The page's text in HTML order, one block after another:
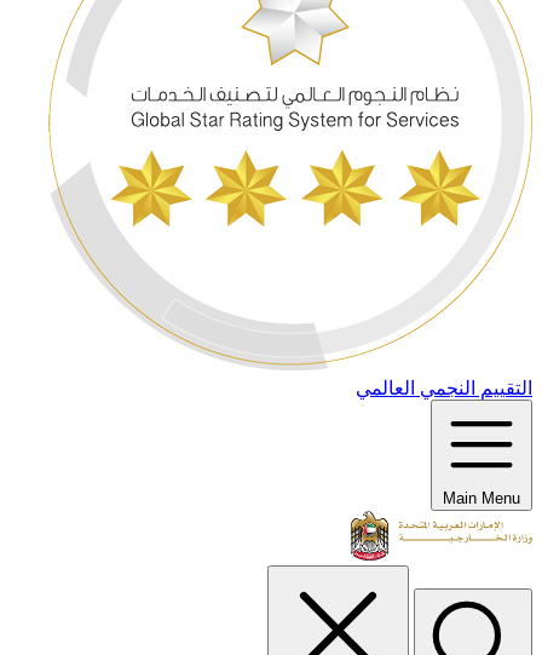
التقييم النجمي العالمي
Main Menu